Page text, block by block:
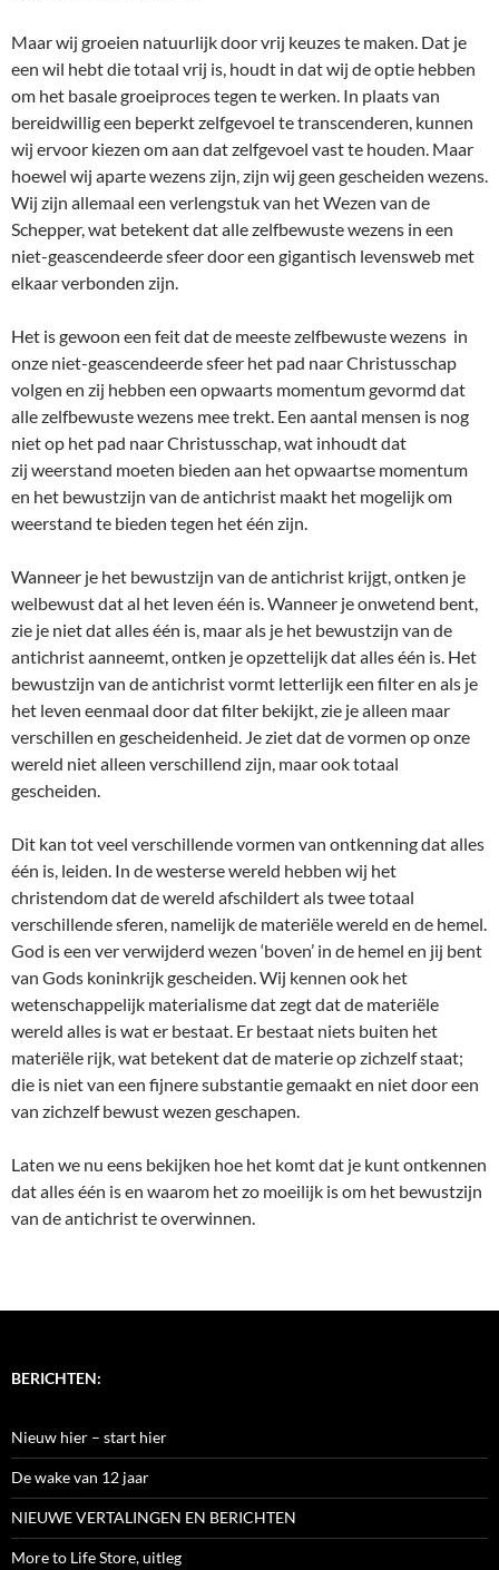
Maar wij groeien natuurlijk door vrij keuzes te maken. Dat je
een wil hebt die totaal vrij is, houdt in dat wij de optie hebben
om het basale groeiproces tegen te werken. In plaats van
bereidwillig een beperkt zelfgevoel te transcenderen, kunnen
wij ervoor kiezen om aan dat zelfgevoel vast te houden. Maar
hoewel wij aparte wezens zijn, zijn wij geen gescheiden wezens.
Wij zijn allemaal een verlengstuk van het Wezen van de
Schepper, wat betekent dat alle zelfbewuste wezens in een
niet-geascendeerde sfeer door een gigantisch levensweb met
elkaar verbonden zijn.
Het is gewoon een feit dat de meeste zelfbewuste wezens in
onze niet-geascendeerde sfeer het pad naar Christusschap
volgen en zij hebben een opwaarts momentum gevormd dat
alle zelfbewuste wezens mee trekt. Een aantal mensen is nog
niet op het pad naar Christusschap, wat inhoudt dat
zij weerstand moeten bieden aan het opwaartse momentum
en het bewustzijn van de antichrist maakt het mogelijk om
weerstand te bieden tegen het één zijn.
Wanneer je het bewustzijn van de antichrist krijgt, ontken je
welbewust dat al het leven één is. Wanneer je onwetend bent,
zie je niet dat alles één is, maar als je het bewustzijn van de
antichrist aanneemt, ontken je opzettelijk dat alles één is. Het
bewustzijn van de antichrist vormt letterlijk een filter en als je
het leven eenmaal door dat filter bekijkt, zie je alleen maar
verschillen en gescheidenheid. Je ziet dat de vormen op onze
wereld niet alleen verschillend zijn, maar ook totaal
gescheiden.
Dit kan tot veel verschillende vormen van ontkenning dat alles
één is, leiden. In de westerse wereld hebben wij het
christendom dat de wereld afschildert als twee totaal
verschillende sferen, namelijk de materiële wereld en de hemel.
God is een ver verwijderd wezen ‘boven’ in de hemel en jij bent
van Gods koninkrijk gescheiden. Wij kennen ook het
wetenschappelijk materialisme dat zegt dat de materiële
wereld alles is wat er bestaat. Er bestaat niets buiten het
materiële rijk, wat betekent dat de materie op zichzelf staat;
die is niet van een fijnere substantie gemaakt en niet door een
van zichzelf bewust wezen geschapen.
Laten we nu eens bekijken hoe het komt dat je kunt ontkennen
dat alles één is en waarom het zo moeilijk is om het bewustzijn
van de antichrist te overwinnen.
BERICHTEN:
Nieuw hier – start hier
De wake van 12 jaar
NIEUWE VERTALINGEN EN BERICHTEN
More to Life Store, uitleg